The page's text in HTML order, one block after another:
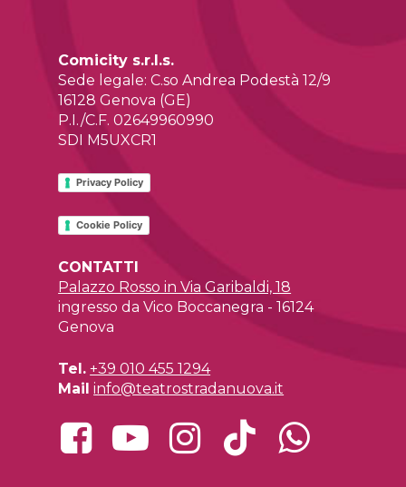
Comicity s.r.l.s.
Sede legale: C.so Andrea Podestà 12/9
16128 Genova (GE)
P.I./C.F. 02649960990
SDI M5UXCR1
Privacy Policy
Cookie Policy
CONTATTI
Palazzo Rosso in Via Garibaldi, 18
ingresso da Vico Boccanegra - 16124
Genova
Tel. +39 010 455 1294
Mail info@teatrostradanuova.it